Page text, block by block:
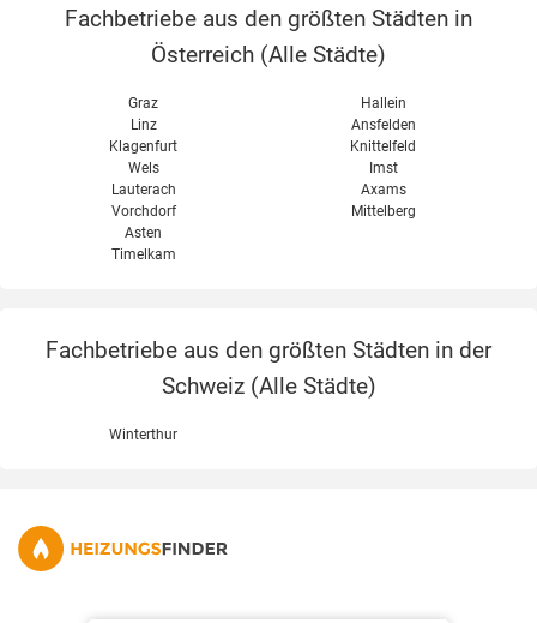
Fachbetriebe aus den größten Städten in
Österreich (Alle Städte)
Graz
Linz
Klagenfurt
Wels
Hallein
Ansfelden
Knittelfeld
Imst
Lauterach
Vorchdorf
Asten
Timelkam
Axams
Mittelberg
Fachbetriebe aus den größten Städten in der
Schweiz (Alle Städte)
Winterthur